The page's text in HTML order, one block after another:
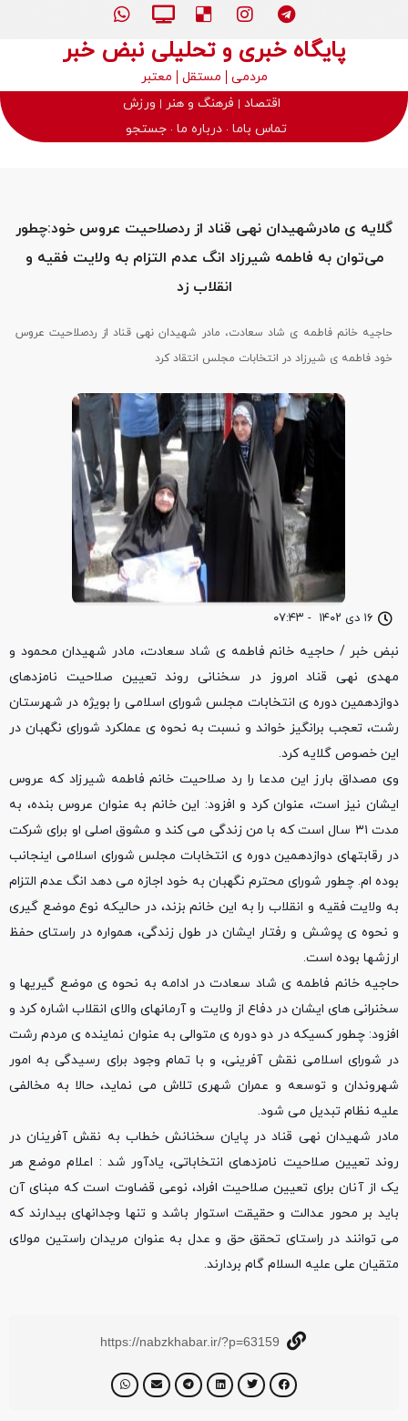
پایگاه خبری و تحلیلی نبض خبر
مردمی مستقل
معتبر
اقتصاد
فرهنگ و هنر
ورزش
تماس باما درباره ما جستجو
۱۶ دی ۱۴۰۲ - ۰۷:۴۳
گلایه ی مادرشهیدان نهی قناد از ردصلاحیت عروس خود:چطور
می‌توان به فاطمه شیرزاد انگ عدم التزام به ولایت فقیه و
انقلاب زد
حاجیه خانم فاطمه ی شاد سعادت، مادر شهیدان نهی قناد از ردصلاحیت عروس
خود فاطمه ی شیرزاد در انتخابات مجلس انتقاد کرد
نبض خبر / حاجیه خانم فاطمه ی شاد سعادت، مادر شهیدان محمود و
مهدی نهی قناد امروز در سخنانی روند تعیین صلاحیت نامزدهای
دوازدهمین دوره ی انتخابات مجلس شورای اسلامی را بویژه در شهرستان
رشت، تعجب برانگیز خواند و نسبت به نحوه ی عملکرد شورای نگهبان در
این خصوص گلایه کرد.
وی مصداق بارز این مدعا را رد صلاحیت خانم فاطمه شیرزاد که عروس
ایشان نیز است، عنوان کرد و افزود: این خانم به عنوان عروس بنده، به
مدت ۳۱ سال است که با من زندگی می کند و مشوق اصلی او برای شرکت
در رقابتهای دوازدهمین دوره ی انتخابات مجلس شورای اسلامی اینجانب
بوده ام. چطور شورای محترم نگهبان به خود اجازه می دهد انگ عدم التزام
به ولایت فقیه و انقلاب را به این خانم بزند، در حالیکه نوع موضع گیری
و نحوه ی پوشش و رفتار ایشان در طول زندگی، همواره در راستای حفظ
ارزشها بوده است.
حاجیه خانم فاطمه ی شاد سعادت در ادامه به نحوه ی موضع گیریها و
سخنرانی های ایشان در دفاع از ولایت و آرمانهای والای انقلاب اشاره کرد و
افزود: چطور کسیکه در دو دوره ی متوالی به عنوان نماینده ی مردم رشت
در شورای اسلامی نقش آفرینی، و با تمام وجود برای رسیدگی به امور
شهروندان و توسعه و عمران شهری تلاش می نماید، حالا به مخالفی
علیه نظام تبدیل می شود.
مادر شهیدان نهی قناد در پایان سخنانش خطاب به نقش آفرینان در
روند تعیین صلاحیت نامزدهای انتخاباتی، یادآور شد : اعلام موضع هر
یک از آنان برای تعیین صلاحیت افراد، نوعی قضاوت است که مبنای آن
باید بر محور عدالت و حقیقت استوار باشد و تنها وجدانهای بیدارند که
می توانند در راستای تحقق حق و عدل به عنوان مریدان راستین مولای
متقیان علی علیه السلام گام بردارند.
https://nabzkhabar.ir/?p=63159